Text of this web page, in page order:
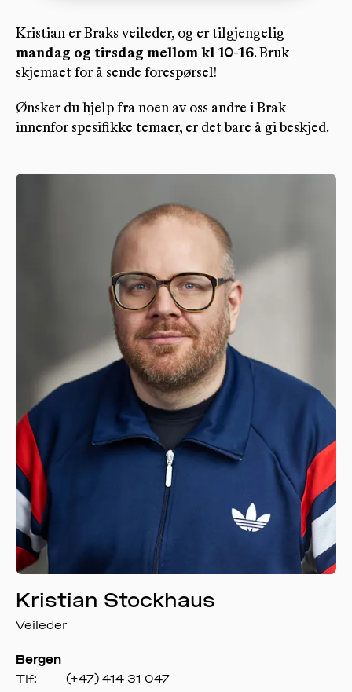
Kristian er Braks veileder, og er tilgjengelig
mandag og tirsdag mellom kl 10-16. Bruk
skjemaet for å sende forespørsel!
Ønsker du hjelp fra noen av oss andre i Brak
innenfor spesifikke temaer, er det bare å gi beskjed.
Kristian Stockhaus
Veileder
Bergen
Tlf:
(+47) 414 31 047